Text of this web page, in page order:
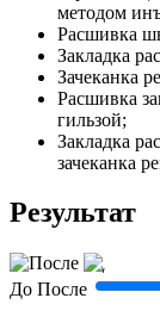
методом
Расшивка
Закладка
Зачеканка
Расшивка
гильзой;
Закладка
зачеканка
Результат
До После